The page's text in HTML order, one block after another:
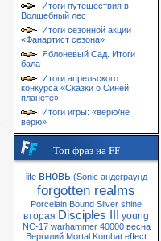
Итоги путешествия в
Волшебный лес
Итоги сезонной акции
«Фанартист сезона»
Яблоневый Сад. Итоги
бала
Итоги апрельского
конкурса «Сказки о Синей
планете»
Итоги игры: «верю/не
верю»
Топ фраз на FF
life вновь (Sonic андеграунд
forgotten realms
Porcelain Bound Silver shine
вторая Disciples III young
NC-17 warhammer 40000 весна
Вергилий Mortal Kombat effect